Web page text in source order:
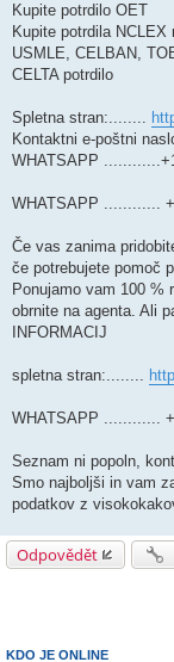
Kupite potrdilo OET
Kupite potrdila
USMLE, CELBAN,
CELTA potrdilo
Spletna stran:........
Kontaktni e-poštni
WHATSAPP
WHATSAPP ............
Če vas zanima
če potrebujete pomoč
Ponujamo vam 100 %
obrnite na agenta. Ali
INFORMACIJ
spletna stran:........
WHATSAPP ............
Seznam ni popoln,
Smo najboljši in vam
podatkov z
Odpovědět
KDO JE ONLINE